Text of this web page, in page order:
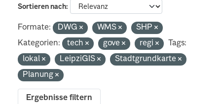
Sortieren nach
Formate: DWG WMS
SHP
Kategorien:
tech gove regi
Tags:
lokal
LeipziGIS
Stadtgrundkarte
Planung
Ergebnisse filtern